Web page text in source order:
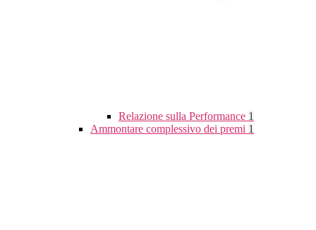
Relazione sulla Performance 1
Ammontare complessivo dei premi 1